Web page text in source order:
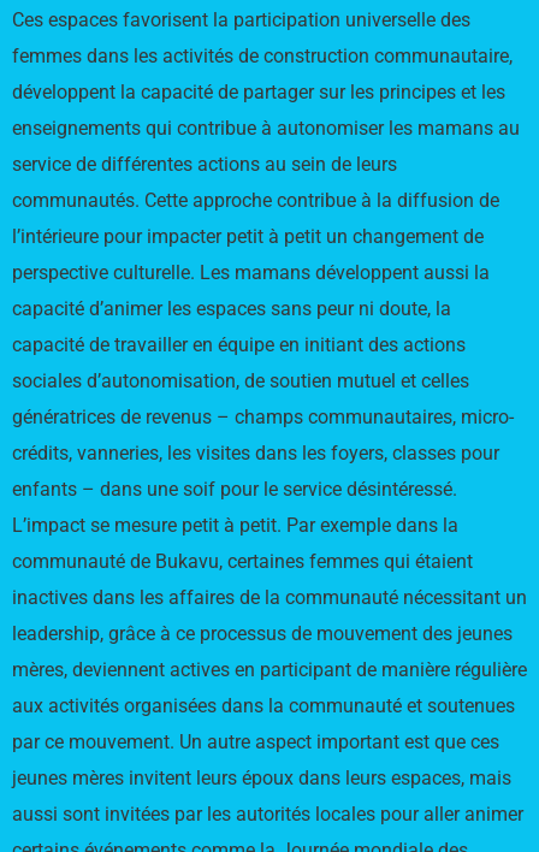
Ces espaces favorisent la participation universelle des
femmes dans les activités de construction communautaire,
développent la capacité de partager sur les principes et les
enseignements qui contribue à autonomiser les mamans au
service de différentes actions au sein de leurs
communautés. Cette approche contribue à la diffusion de
l’intérieure pour impacter petit à petit un changement de
perspective culturelle. Les mamans développent aussi la
capacité d’animer les espaces sans peur ni doute, la
capacité de travailler en équipe en initiant des actions
sociales d’autonomisation, de soutien mutuel et celles
génératrices de revenus – champs communautaires, micro-
crédits, vanneries, les visites dans les foyers, classes pour
enfants – dans une soif pour le service désintéressé.
L’impact se mesure petit à petit. Par exemple dans la
communauté de Bukavu, certaines femmes qui étaient
inactives dans les affaires de la communauté nécessitant un
leadership, grâce à ce processus de mouvement des jeunes
mères, deviennent actives en participant de manière régulière
aux activités organisées dans la communauté et soutenues
par ce mouvement. Un autre aspect important est que ces
jeunes mères invitent leurs époux dans leurs espaces, mais
aussi sont invitées par les autorités locales pour aller animer